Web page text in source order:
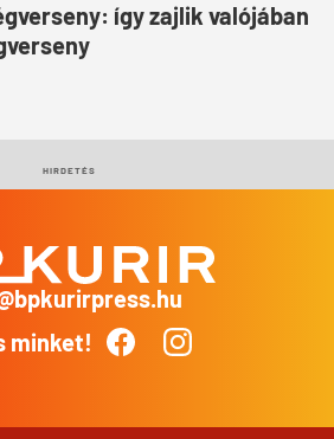
így zajlik valójában
HIRDETÉS
minket!